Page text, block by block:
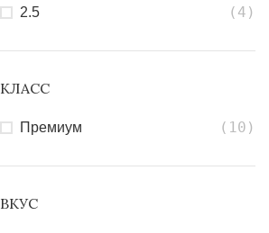
2.5 (4)
КЛАСС
Премиум (10)
ВКУС